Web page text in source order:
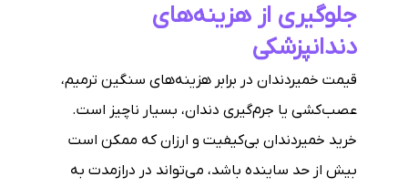
جلوگیری از هزینه‌های
دندانپزشکی
قیمت خمیردندان در برابر هزینه‌های سنگین ترمیم،
عصب‌کشی یا جرم‌گیری دندان، بسیار ناچیز است.
خرید خمیردندان بی‌کیفیت و ارزان که ممکن است
بیش از حد ساینده باشد، می‌تواند در درازمدت به